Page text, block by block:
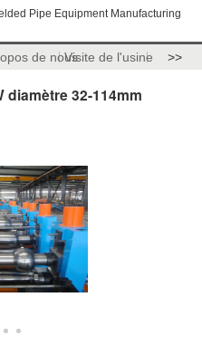
Pipe Equipment Manufacturing
de nousVisite de l'usine >>
diamètre 32-114mm